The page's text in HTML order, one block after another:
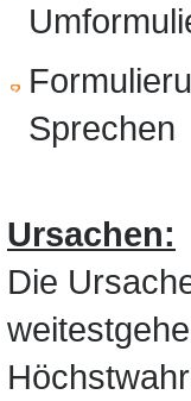
Sprechen
Ursachen:
Die